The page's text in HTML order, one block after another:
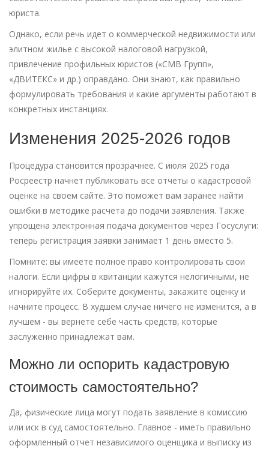
юриста.
Однако, если речь идет о коммерческой недвижимости или
элитном жилье с высокой налоговой нагрузкой,
привлечение профильных юристов («СМВ Групп»,
«ДВИТЕКС» и др.) оправдано. Они знают, как правильно
формулировать требования и какие аргументы работают в
конкретных инстанциях.
Изменения 2025-2026 годов
Процедура становится прозрачнее. С июля 2025 года
Росреестр начнет публиковать все отчеты о кадастровой
оценке на своем сайте. Это поможет вам заранее найти
ошибки в методике расчета до подачи заявления. Также
упрощена электронная подача документов через Госуслуги:
теперь регистрация заявки занимает 1 день вместо 5.
Помните: вы имеете полное право контролировать свои
налоги. Если цифры в квитанции кажутся нелогичными, не
игнорируйте их. Соберите документы, закажите оценку и
начните процесс. В худшем случае ничего не изменится, а в
лучшем - вы вернете себе часть средств, которые
заслуженно принадлежат вам.
Можно ли оспорить кадастровую
стоимость самостоятельно?
Да, физические лица могут подать заявление в комиссию
или иск в суд самостоятельно. Главное - иметь правильно
оформленный отчет независимого оценщика и выписку из